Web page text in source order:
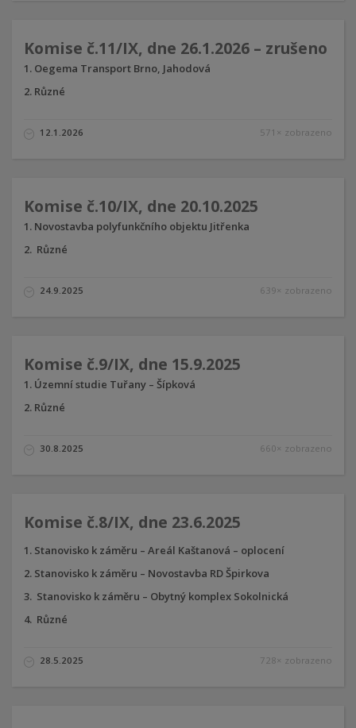
Komise č.11/IX, dne 26.1.2026 – zrušeno
Oegema Transport Brno, Jahodová
Různé
571× zobrazeno
12.1.2026
Komise č.10/IX, dne 20.10.2025
Novostavba polyfunkčního objektu Jitřenka
Různé
639× zobrazeno
24.9.2025
Komise č.9/IX, dne 15.9.2025
Územní studie Tuřany – Šípková
Různé
660× zobrazeno
30.8.2025
Komise č.8/IX, dne 23.6.2025
Stanovisko k záměru – Areál Kaštanová – oplocení
Stanovisko k záměru – Novostavba RD Špirkova
Stanovisko k záměru – Obytný komplex Sokolnická
Různé
728× zobrazeno
28.5.2025